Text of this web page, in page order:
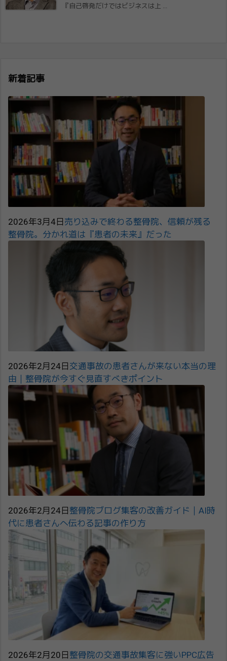
『自己啓発だけではビジネスは上 ...
新着記事
2026年3月4日 売り込みで終わる整骨院、信頼が残る
整骨院。分かれ道は『患者の未来』だった
2026年2月24日 交通事故の患者さんが来ない本当の理
由｜整骨院が今すぐ見直すべきポイント
2026年2月24日 整骨院ブログ集客の改善ガイド｜AI時
代に患者さんへ伝わる記事の作り方
2026年2月20日 整骨院の交通事故集客に強いPPC広告